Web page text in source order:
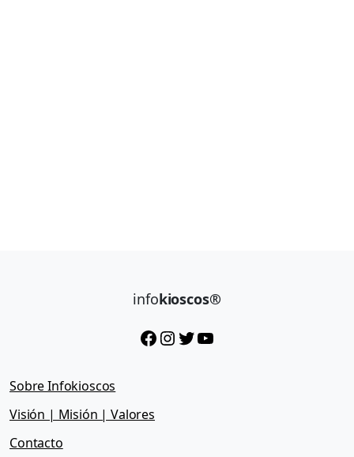
infokioscos®
Facebook InstagramTwitter YouTube
Sobre Infokioscos
Visión | Misión | Valores
Contacto